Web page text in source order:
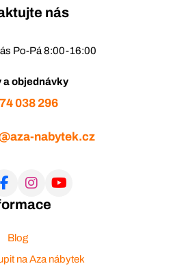
nás
Po-Pá 8:00-16:00
a objednávky
038 296
nabytek.cz
Blog
na Aza nábytek